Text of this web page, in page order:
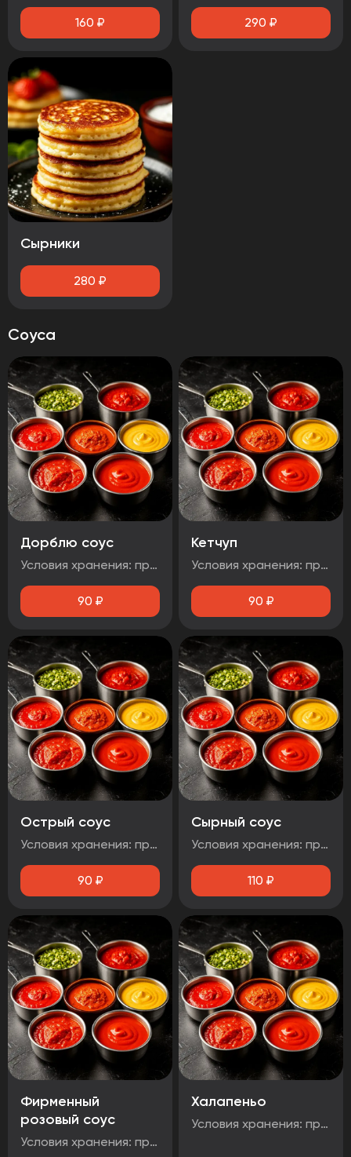
160 ₽ 290 ₽
Сырники
280 ₽
Соуса
Дорблю соус
Условия хранения: при температуре от плюс 2°C до плюс 4°C Срок годности: 48 часов Т.У 10.71. 11-001-48751922-2017 Рекомендуется употребить сразу после вскрытия упаковки Без ГМО
90 ₽
Кетчуп
Условия хранения: при температуре от плюс 2°C до плюс 4°C Срок годности: 48 часов Т.У 10.71. 11-001-48751922-2017 Рекомендуется употребить сразу после вскрытия упаковки Без ГМО
90 ₽
Острый соус
Условия хранения: при температуре от плюс 2°C до плюс 4°C Срок годности: 48 часов Т.У 10.71. 11-001-48751922-2017 Рекомендуется употребить сразу после вскрытия упаковки Без ГМО
90 ₽
Сырный соус
Условия хранения: при температуре от плюс 2°C до плюс 4°C Срок годности: 48 часов Т.У 10.71. 11-001-48751922-2017 Рекомендуется употребить сразу после вскрытия упаковки Без ГМО
110 ₽
Фирменный
розовый соус
Условия хранения: при температуре от плюс 2°C до плюс 4°C Срок годности: 48 часов Т.У 10.71. 11-001-48751922-2017 Рекомендуется употребить сразу после вскрытия упаковки Без ГМ
Халапеньо
Условия хранения: при температуре от плюс 2°C до плюс 4°C Срок годности: 48 часов Т.У 10.71. 11-001-48751922-2017 Рекомендуется употребить сразу после вскрытия упаковки Без ГМО